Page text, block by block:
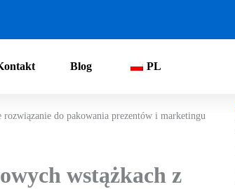
Blog PL
do pakowania prezentów i marketingu
wstążkach z